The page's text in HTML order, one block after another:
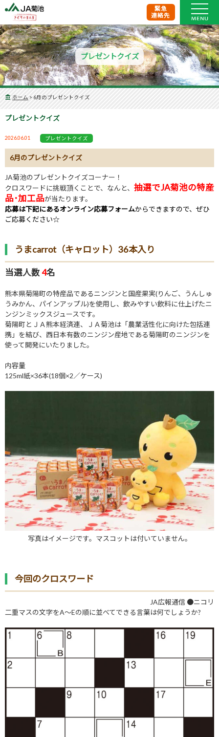
緊急
連絡先
プレゼントクイズ
ホーム > 6月のプレゼントクイズ
プレゼントクイズ
2026.06.01 プレゼントクイズ
6月のプレゼントクイズ
JA菊池のプレゼントクイズコーナー！
クロスワードに挑戦頂くことで、なんと、 抽選でJA菊池の特産
品･加工品が当たります。
応募は下記にあるオンライン応募フォームからできますので、ぜひ
ご応募ください☆
うまcarrot（キャロット）36本入り
当選人数4名
熊本県菊陽町の特産品であるニンジンと国産果実(りんご、うんしゅ
うみかん、パインアップル)を使用し、飲みやすい飲料に仕上げたニ
ンジンミックスジュースです。
菊陽町とＪＡ熊本経済連、ＪＡ菊池は「農業活性化に向けた包括連
携」を結び、西日本有数のニンジン産地である菊陽町のニンジンを
使って開発にいたりました。
内容量
125ml紙×36本(18個×2／ケース)
写真はイメージです。マスコットは付いていません。
今回のクロスワード
JA広報通信 ●ニコリ
二重マスの文字をA～Eの順に並べてできる言葉は何でしょうか?